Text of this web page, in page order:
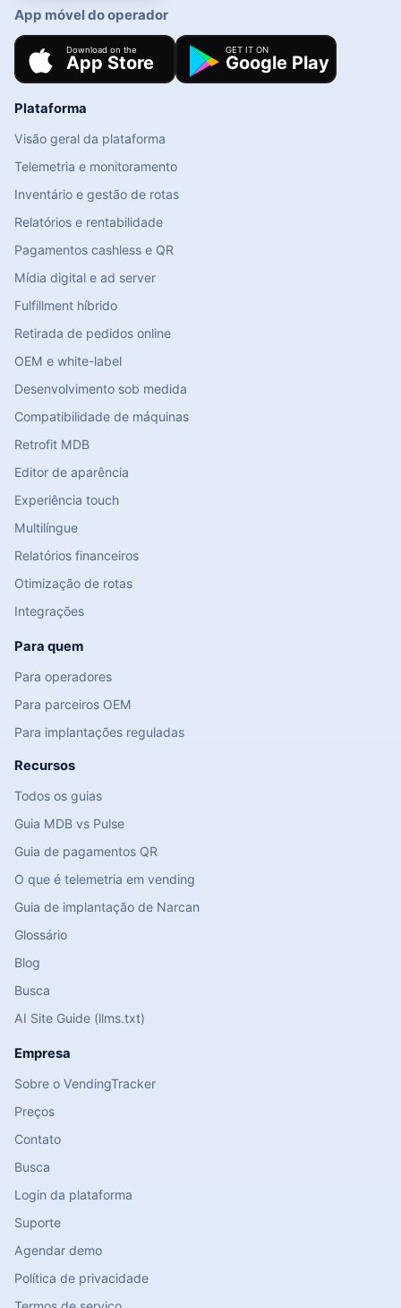
App móvel do operador
Plataforma
Visão geral da plataforma
Telemetria e monitoramento
Inventário e gestão de rotas
Relatórios e rentabilidade
Pagamentos cashless e QR
Mídia digital e ad server
Fulfillment híbrido
Retirada de pedidos online
OEM e white-label
Desenvolvimento sob medida
Compatibilidade de máquinas
Retrofit MDB
Editor de aparência
Experiência touch
Multilíngue
Relatórios financeiros
Otimização de rotas
Integrações
Para quem
Para operadores
Para parceiros OEM
Para implantações reguladas
Recursos
Todos os guias
Guia MDB vs Pulse
Guia de pagamentos QR
O que é telemetria em vending
Guia de implantação de Narcan
Glossário
Blog
Busca
AI Site Guide (llms.txt)
Empresa
Sobre o VendingTracker
Preços
Contato
Busca
Login da plataforma
Suporte
Agendar demo
Política de privacidade